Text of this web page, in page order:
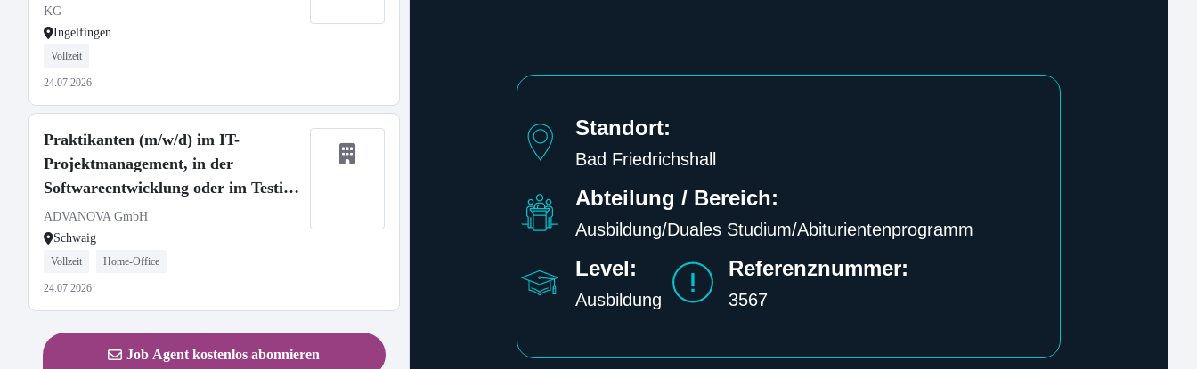
KG
Ingelfingen
Vollzeit
24.07.2026
Praktikanten (m/w/d) im IT-
Projektmanagement, in der
Softwareentwicklung oder im Testing
in der Medizin-IT-Branche
ADVANOVA GmbH
Schwaig
Vollzeit Home-Office
24.07.2026
Job Agent kostenlos abonnieren